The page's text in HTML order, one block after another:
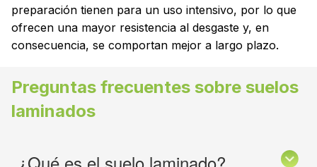
preparación tienen para un uso intensivo, por lo que
ofrecen una mayor resistencia al desgaste y, en
consecuencia, se comportan mejor a largo plazo.
Preguntas frecuentes sobre suelos
laminados